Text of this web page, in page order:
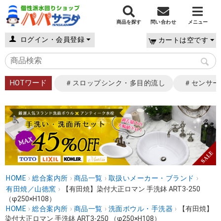
商品を探す 問い合わせ メニュー
ログイン・会員登録 カートは空です
HOTワード ＃スロップシンク・多目的流し ＃センサ
HOME › 総合案内所 › 商品一覧 › 取扱いメーカー・ブランド ›
有田焼／山徳窯 ›
【有田焼】染付大正ロマン 手洗鉢 ART3-250
（φ250×H108）
HOME › 総合案内所 › 商品一覧 › 洗面ボウル・手洗器 ›
【有田焼】
染付大正ロマン 手洗鉢 ART3-250 （φ250×H108）